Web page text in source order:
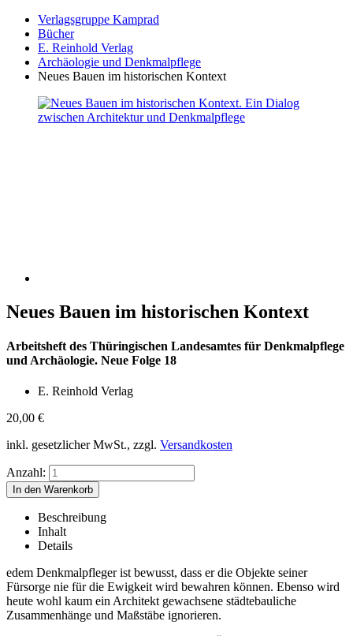
Verlagsgruppe Kamprad
Bücher
E. Reinhold Verlag
Archäologie und Denkmalpflege
Neues Bauen im historischen Kontext
Neues Bauen im historischen Kontext
Arbeitsheft des Thüringischen Landesamtes für Denkmalpflege
und Archäologie. Neue Folge 18
E. Reinhold Verlag
20,00 €
inkl. gesetzlicher MwSt., zzgl. Versandkosten
Anzahl:
Beschreibung
Inhalt
Details
edem Denkmalpfleger ist bewusst, dass er die Objekte seiner
Fürsorge nie für die Ewigkeit wird bewahren können. Ebenso wird
heute wohl kaum ein Architekt gewachsene städtebauliche
Zusammenhänge und Maßstäbe ignorieren.